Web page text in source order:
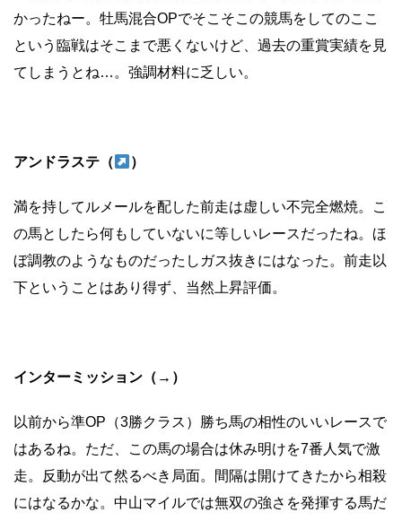
かったねー。牡馬混合OPでそこそこの競馬をしてのここ
という臨戦はそこまで悪くないけど、過去の重賞実績を見
てしまうとね…。強調材料に乏しい。
アンドラステ（ ）
満を持してルメールを配した前走は虚しい不完全燃焼。こ
の馬としたら何もしていないに等しいレースだったね。ほ
ぼ調教のようなものだったしガス抜きにはなった。前走以
下ということはあり得ず、当然上昇評価。
インターミッション（→）
以前から準OP（3勝クラス）勝ち馬の相性のいいレースで
はあるね。ただ、この馬の場合は休み明けを7番人気で激
走。反動が出て然るべき局面。間隔は開けてきたから相殺
にはなるかな。中山マイルでは無双の強さを発揮する馬だ